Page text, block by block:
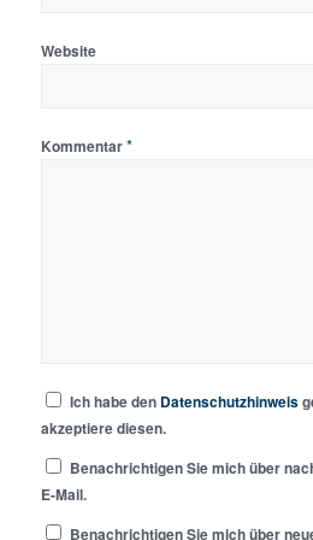
Website
Kommentar*
Ich habe den Datenschutzhinweis
akzeptiere diesen.
Benachrichtigen Sie mich über
E-Mail.
Benachrichtigen Sie mich über